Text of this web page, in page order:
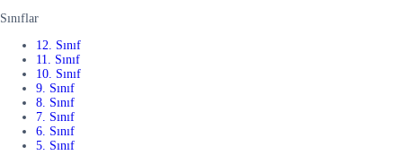
Sınıflar
12. Sınıf
11. Sınıf
10. Sınıf
9. Sınıf
8. Sınıf
7. Sınıf
6. Sınıf
5. Sınıf